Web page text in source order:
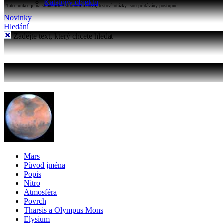
Katalogy objektů
Tato funkce je na stránkách Astronomia nová, testové otázky jsou přidávány postupně...
Novinky
Hledání
Zadejte text, který chcete hledat
Mars
Původ jména
Popis
Nitro
Atmosféra
Povrch
Tharsis a Olympus Mons
Elysium